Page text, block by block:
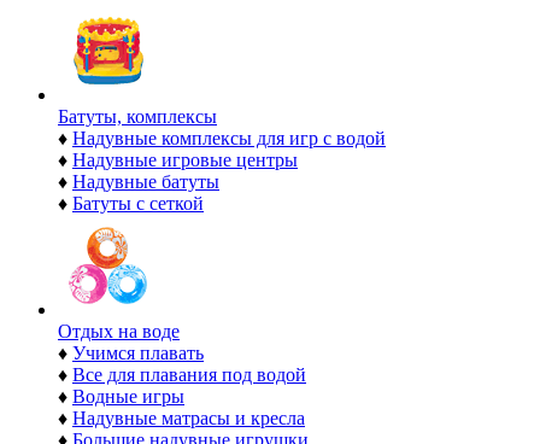
Батуты, комплексы
♦ Надувные комплексы для игр с водой
♦ Надувные игровые центры
♦ Надувные батуты
♦ Батуты с сеткой
Отдых на воде
♦ Учимся плавать
♦ Все для плавания под водой
♦ Водные игры
♦ Надувные матрасы и кресла
♦ Большие надувные игрушки